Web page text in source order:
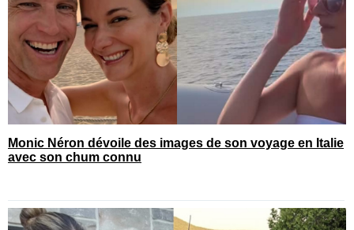
Monic Néron dévoile des images de son voyage en Italie
avec son chum connu